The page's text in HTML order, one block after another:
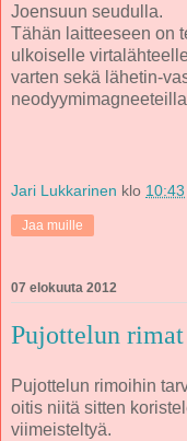
Joensuun seudulla.
Tähän laitteeseen on
ulkoiselle
varten sekä lähetin-
Jari Lukkarinen klo 10:43
Jaa muille
07 elokuuta 2012
Pujottelun rimat
Pujottelun rimoihin
oitis niitä sitten
viimeisteltyä.